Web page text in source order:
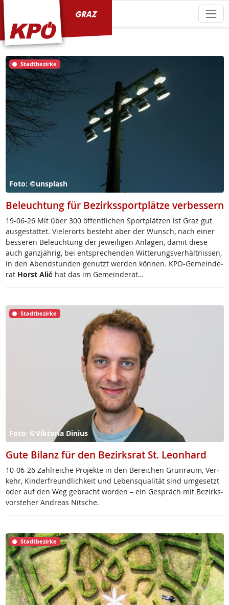
Stadtbezirke
Foto: ©unsplash
Beleuchtung für Bezirkssportplätze verbessern
19-06-26 Mit über 300 öf­f­ent­li­chen Sport­plät­zen ist Graz gut
aus­ge­stat­tet. Vie­ler­orts be­steht aber der Wunsch, nach ei­ner
bes­se­ren Be­leuch­tung der je­wei­li­gen An­la­gen, da­mit die­se
auch ganz­jäh­rig, bei ent­sp­re­chen­den Wit­te­rungs­ver­hält­nis­sen,
in den Abend­stun­den ge­nutzt wer­den kön­nen. KPÖ-Ge­mein­de­
rat Horst Alič hat das im Ge­mein­de­rat…
Stadtbezirke
Foto: ©Viktoria Dinius
Gute Bilanz für den Bezirksrat St. Leonhard
10-06-26 Zahl­rei­che Pro­jek­te in den Be­rei­chen Grün­raum, Ver­
kehr, Kin­der­f­reund­lich­keit und Le­bens­qua­li­tät sind um­ge­setzt
oder auf den Weg ge­bracht wor­den – ein Ge­spräch mit Be­zirks­
vor­ste­her And­reas Nit­sche.
Stadtbezirke